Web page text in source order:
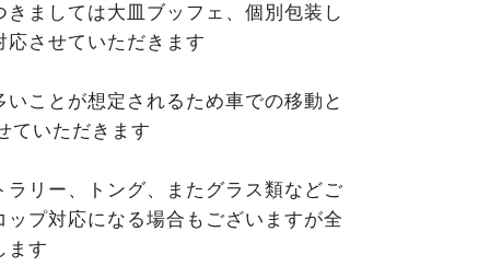
ましては大皿ブッフェ、個別包装し
させていただきます
ことが想定されるため車での移動と
ていただきます
リー、トング、またグラス類などご
プ対応になる場合もございますが全
ます